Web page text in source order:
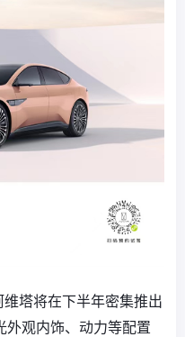
塔将在下半年密集推出
观内饰、动力等配置